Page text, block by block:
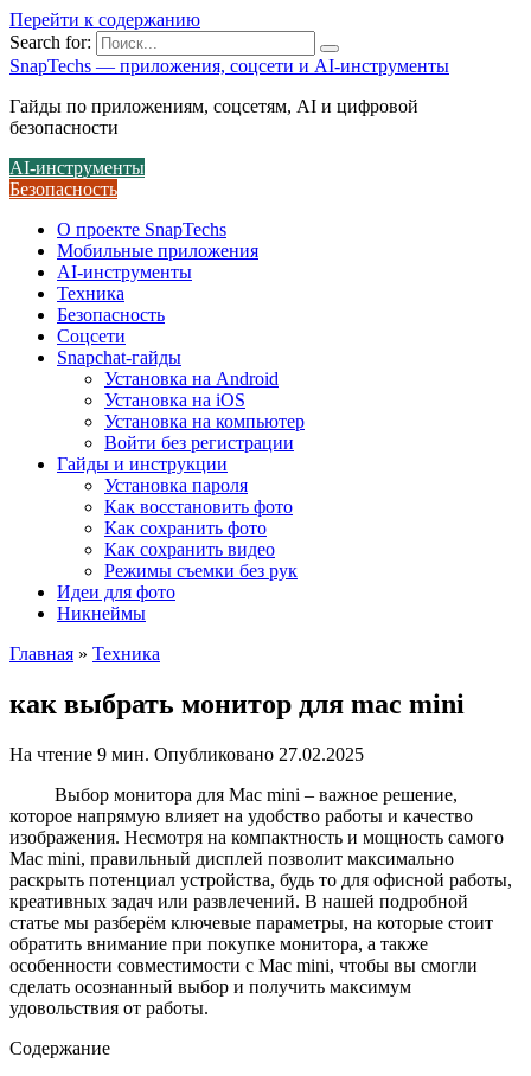
Перейти к содержанию
Search for:
SnapTechs — приложения, соцсети и AI-инструменты
Гайды по приложениям, соцсетям, AI и цифровой
безопасности
AI-инструменты
Безопасность
О проекте SnapTechs
Мобильные приложения
AI-инструменты
Техника
Безопасность
Соцсети
Snapchat-гайды
Установка на Android
Установка на iOS
Установка на компьютер
Войти без регистрации
Гайды и инструкции
Установка пароля
Как восстановить фото
Как сохранить фото
Как сохранить видео
Режимы съемки без рук
Идеи для фото
Никнеймы
Главная » Техника
как выбрать монитор для mac mini
На чтение 9 мин. Опубликовано 27.02.2025
Выбор монитора для Mac mini – важное решение,
которое напрямую влияет на удобство работы и качество
изображения. Несмотря на компактность и мощность самого
Mac mini, правильный дисплей позволит максимально
раскрыть потенциал устройства, будь то для офисной работы,
креативных задач или развлечений. В нашей подробной
статье мы разберём ключевые параметры, на которые стоит
обратить внимание при покупке монитора, а также
особенности совместимости с Mac mini, чтобы вы смогли
сделать осознанный выбор и получить максимум
удовольствия от работы.
Содержание